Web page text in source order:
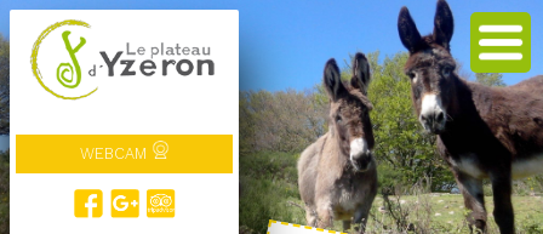
WEBCAM